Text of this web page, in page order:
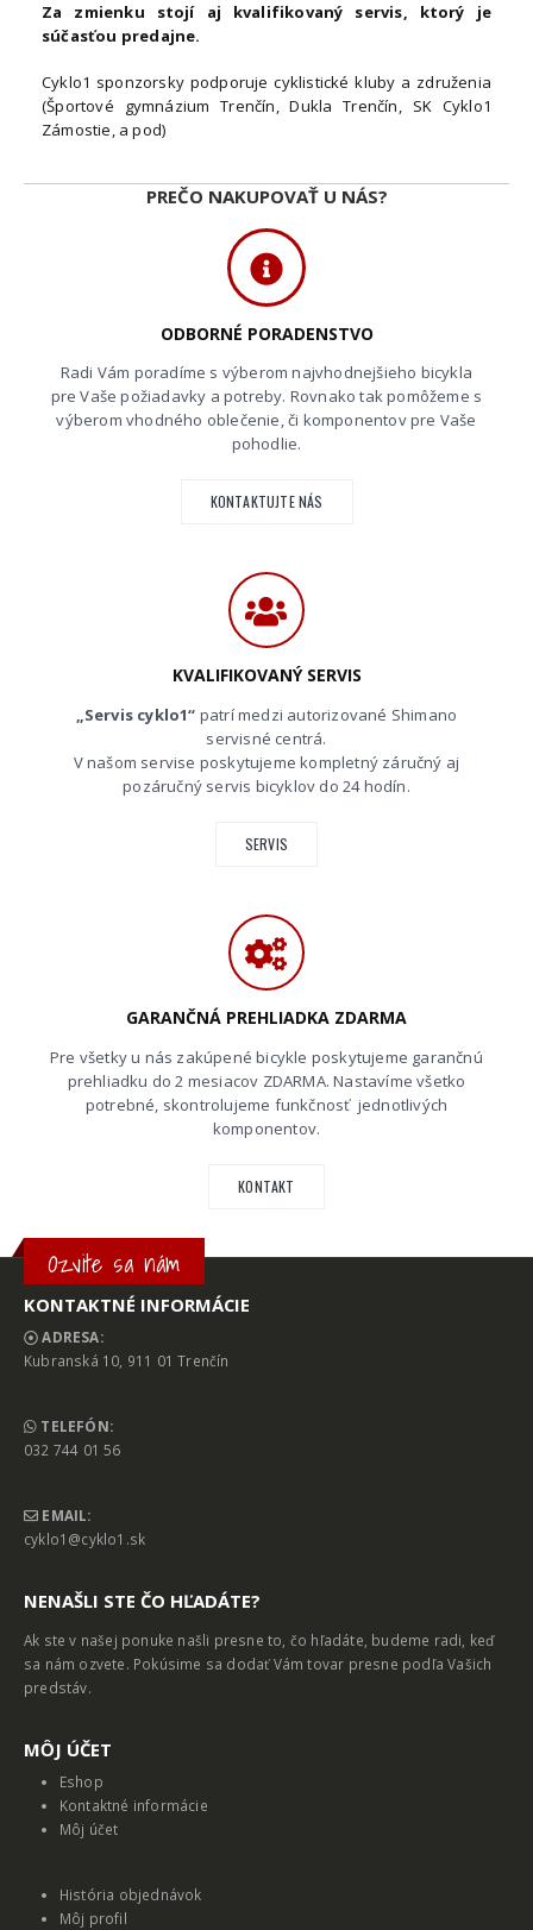
Za zmienku stojí aj kvalifikovaný servis, ktorý je
súčasťou predajne.
Cyklo1 sponzorsky podporuje cyklistické kluby a združenia
(Športové gymnázium Trenčín, Dukla Trenčín, SK Cyklo1
Zámostie, a pod)
PREČO NAKUPOVAŤ U NÁS?
ODBORNÉ PORADENSTVO
Radi Vám poradíme s výberom najvhodnejšieho bicykla
pre Vaše požiadavky a potreby. Rovnako tak pomôžeme s
výberom vhodného oblečenie, či komponentov pre Vaše
pohodlie.
KONTAKTUJTE NÁS
KVALIFIKOVANÝ SERVIS
„Servis cyklo1“ patrí medzi autorizované Shimano
servisné centrá.
V našom servise poskytujeme kompletný záručný aj
pozáručný servis bicyklov do 24 hodín.
SERVIS
GARANČNÁ PREHLIADKA ZDARMA
Pre všetky u nás zakúpené bicykle poskytujeme garančnú
prehliadku do 2 mesiacov ZDARMA. Nastavíme všetko
potrebné, skontrolujeme funkčnosť jednotlivých
komponentov.
KONTAKT
Ozvite sa nám
KONTAKTNÉ INFORMÁCIE
ADRESA:
Kubranská 10, 911 01 Trenčín
TELEFÓN:
032 744 01 56
EMAIL:
cyklo1@cyklo1.sk
NENAŠLI STE ČO HĽADÁTE?
Ak ste v našej ponuke našli presne to, čo hľadáte, budeme radi, keď
sa nám ozvete. Pokúsime sa dodať Vám tovar presne podľa Vašich
predstáv.
MȎJ ÚČET
Eshop
Kontaktné informácie
Môj účet
História objednávok
Môj profil